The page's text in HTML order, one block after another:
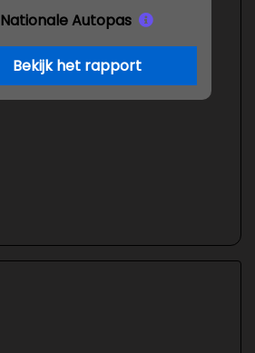
Nationale Autopas
Bekijk het rapport